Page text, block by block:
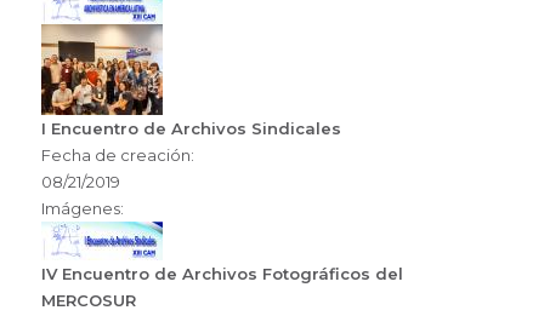
I Encuentro de Archivos Sindicales
Fecha de creación:
08/21/2019
Imágenes:
IV Encuentro de Archivos Fotográficos del
MERCOSUR